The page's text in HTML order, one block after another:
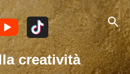
principali
creatività